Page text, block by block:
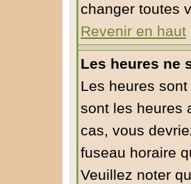
changer toutes
Revenir en haut
Les heures ne
Les heures
sont les heures
cas, vous
fuseau horaire
Veuillez noter